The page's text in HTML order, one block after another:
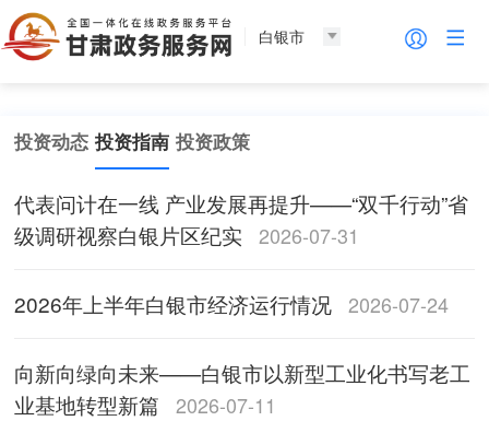
白银市
投资动态 投资指南 投资政策
代表问计在一线 产业发展再提升——“双千行动”省
级调研视察白银片区纪实
2026-07-31
2026年上半年白银市经济运行情况 2026-07-24
向新向绿向未来——白银市以新型工业化书写老工
业基地转型新篇
2026-07-11